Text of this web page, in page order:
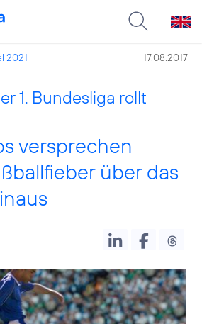
2021 17.08.2017
1. Bundesliga rollt
versprechen
über das